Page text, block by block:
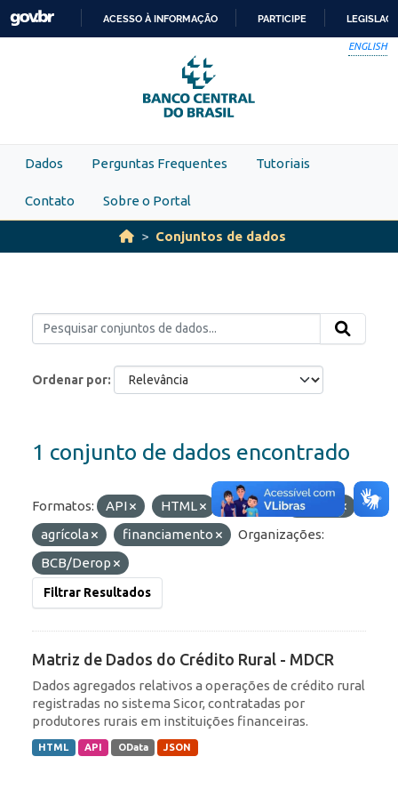
Skip to main content
PARA
O
CONTEÚDO
ACESSO À INFORMAÇÃO PARTICIPE
ENGLISH
Dados Perguntas Frequentes Tutoriais
Contato Sobre o Portal
Conjuntos de dados
Ordenar por
1 conjunto de dados encontrado
Formatos: API HTML Etiquetas:
crédito
agrícola
financiamento
Organizações:
BCB/Derop
Filtrar Resultados
Matriz de Dados do Crédito Rural - MDCR
Dados agregados relativos a operações de crédito rural
registradas no sistema Sicor, contratadas por
produtores rurais em instituições financeiras.
HTML API OData JSON